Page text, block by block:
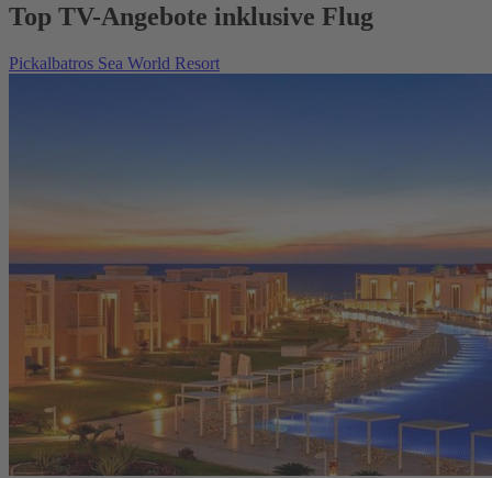
Top TV-Angebote inklusive Flug
Pickalbatros Sea World Resort